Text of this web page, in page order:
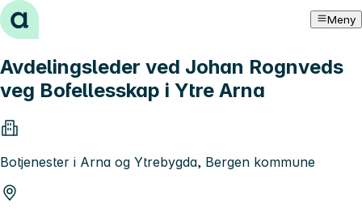
Hopp til innhold Meny
Avdelingsleder ved Johan Rognveds
veg Bofellesskap i Ytre Arna
Botjenester i Arna og Ytrebygda, Bergen kommune